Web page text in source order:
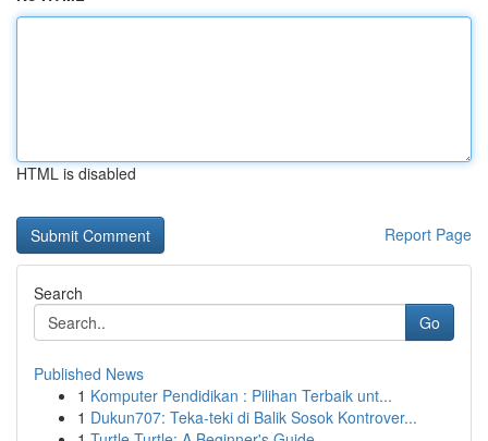
HTML is disabled
Report Page
Search
Go
Published News
1 Komputer Pendidikan : Pilihan Terbaik unt...
1 Dukun707: Teka-teki di Balik Sosok Kontrover...